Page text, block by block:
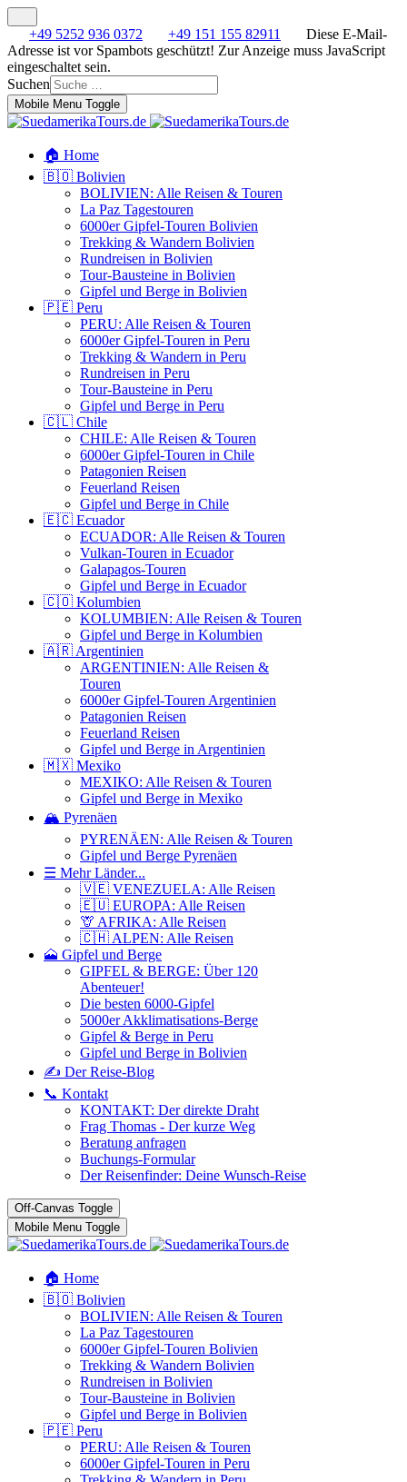
+49 5252 936 0372 +49 151 155 82911
Diese E-Mail-
Adresse ist vor Spambots geschützt! Zur Anzeige muss JavaScript
eingeschaltet sein.
Suchen
Mobile Menu Toggle
🏠 Home
🇧🇴 Bolivien
BOLIVIEN: Alle Reisen & Touren
La Paz Tagestouren
6000er Gipfel-Touren Bolivien
Trekking & Wandern Bolivien
Rundreisen in Bolivien
Tour-Bausteine in Bolivien
Gipfel und Berge in Bolivien
🇵🇪 Peru
PERU: Alle Reisen & Touren
6000er Gipfel-Touren in Peru
Trekking & Wandern in Peru
Rundreisen in Peru
Tour-Bausteine in Peru
Gipfel und Berge in Peru
🇨🇱 Chile
CHILE: Alle Reisen & Touren
6000er Gipfel-Touren in Chile
Patagonien Reisen
Feuerland Reisen
Gipfel und Berge in Chile
🇪🇨 Ecuador
ECUADOR: Alle Reisen & Touren
Vulkan-Touren in Ecuador
Galapagos-Touren
Gipfel und Berge in Ecuador
🇨🇴 Kolumbien
KOLUMBIEN: Alle Reisen & Touren
Gipfel und Berge in Kolumbien
🇦🇷 Argentinien
ARGENTINIEN: Alle Reisen &
Touren
6000er Gipfel-Touren Argentinien
Patagonien Reisen
Feuerland Reisen
Gipfel und Berge in Argentinien
🇲🇽 Mexiko
MEXIKO: Alle Reisen & Touren
Gipfel und Berge in Mexiko
🏔️ Pyrenäen
PYRENÄEN: Alle Reisen & Touren
Gipfel und Berge Pyrenäen
☰ Mehr Länder...
🇻🇪 VENEZUELA: Alle Reisen
🇪🇺 EUROPA: Alle Reisen
🦒 AFRIKA: Alle Reisen
🇨🇭 ALPEN: Alle Reisen
🗻 Gipfel und Berge
GIPFEL & BERGE: Über 120
Abenteuer!
Die besten 6000-Gipfel
5000er Akklimatisations-Berge
Gipfel & Berge in Peru
Gipfel und Berge in Bolivien
✍️ Der Reise-Blog
📞 Kontakt
KONTAKT: Der direkte Draht
Frag Thomas - Der kurze Weg
Beratung anfragen
Buchungs-Formular
Der Reisenfinder: Deine Wunsch-Reise
Off-Canvas Toggle
Mobile Menu Toggle
🏠 Home
🇧🇴 Bolivien
BOLIVIEN: Alle Reisen & Touren
La Paz Tagestouren
6000er Gipfel-Touren Bolivien
Trekking & Wandern Bolivien
Rundreisen in Bolivien
Tour-Bausteine in Bolivien
Gipfel und Berge in Bolivien
🇵🇪 Peru
PERU: Alle Reisen & Touren
6000er Gipfel-Touren in Peru